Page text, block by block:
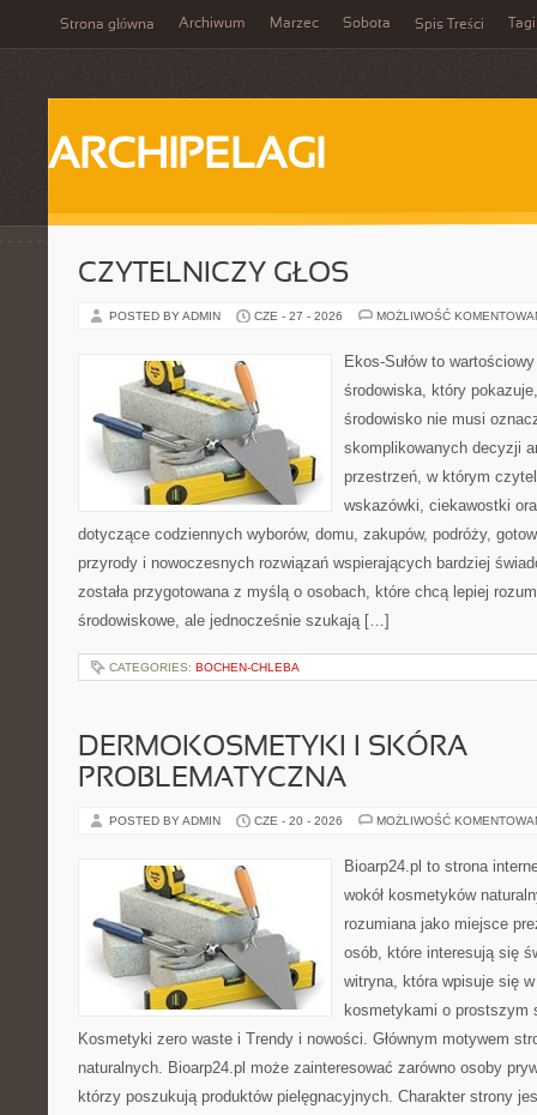
Strona główna Archiwum Marzec Sobota Spis Treści Tagi
ARCHIPELAGI
CZYTELNICZY GŁOS
POSTED BY ADMIN CZE - 27 - 2026 MOŻLIWOŚĆ
Ekos-Sułów to
środowiska, który
środowisko nie musi
skomplikowanych decyzji
przestrzeń, w którym
wskazówki, ciekawostki
dotyczące codziennych wyborów, domu, zakupów, podróży,
przyrody i nowoczesnych rozwiązań wspierających bardziej
została przygotowana z myślą o osobach, które chcą lepiej
środowiskowe, ale jednocześnie szukają […]
CATEGORIES: BOCHEN-CHLEBA
DERMOKOSMETYKI I SKÓRA
PROBLEMATYCZNA
POSTED BY ADMIN CZE - 20 - 2026 MOŻLIWOŚĆ
Bioarp24.pl to strona
wokół kosmetyków
rozumiana jako miejsce
osób, które interesują się
witryna, która wpisuje się
kosmetykami o prostszym
Kosmetyki zero waste i Trendy i nowości. Głównym motywem
naturalnych. Bioarp24.pl może zainteresować zarówno osoby
którzy poszukują produktów pielęgnacyjnych. Charakter strony